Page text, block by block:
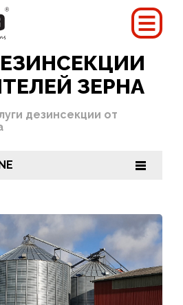
ЗЕРНА
дезинсекции от
|||